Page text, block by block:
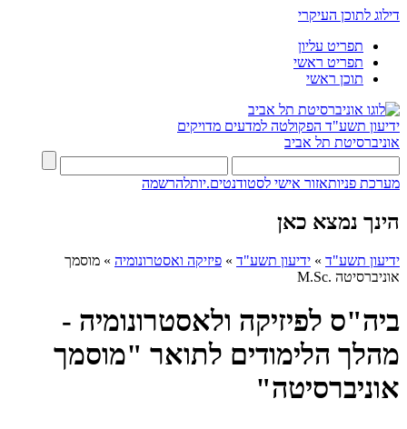
דילוג לתוכן העיקרי
תפריט עליון
תפריט ראשי
תוכן ראשי
ידיעון תשע"ד הפקולטה למדעים מדויקים
אוניברסיטת תל אביב
מערכת פניותאזור אישי לסטודנטים.יותלהרשמה
הינך נמצא כאן
ידיעון תשע"ד » ידיעון תשע"ד » פיזיקה ואסטרונומיה » מוסמך
אוניברסיטה .M.Sc
ביה"ס לפיזיקה ולאסטרונומיה -
מהלך הלימודים לתואר "מוסמך
אוניברסיטה"